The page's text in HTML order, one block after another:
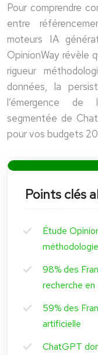
Pour comprendre
entre
moteurs IA
OpinionWay révèle
rigueur
données, la
l’émergence de
segmentée de
pour vos budgets
Points clés
Étude
98% des
recherche
59% des
artificielle
ChatGPT